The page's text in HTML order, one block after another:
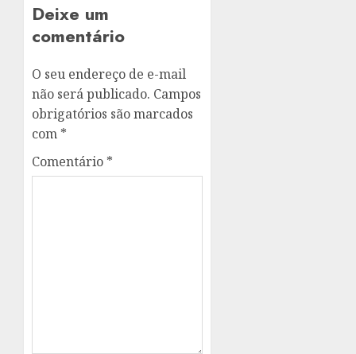
Deixe um
comentário
O seu endereço de e-mail
não será publicado. Campos
obrigatórios são marcados
com *
Comentário *